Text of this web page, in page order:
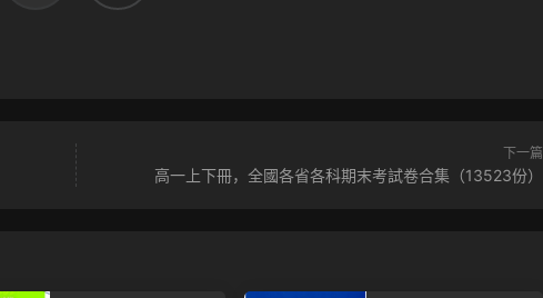
下一篇
高一上下冊，全國各省各科期末考試卷合集（13523份）